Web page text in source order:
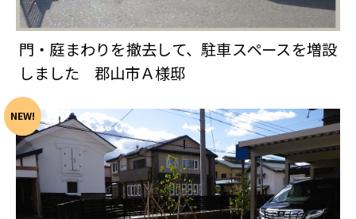
門・庭まわりを撤去して、駐車スペースを増設
しました 郡山市Ａ様邸